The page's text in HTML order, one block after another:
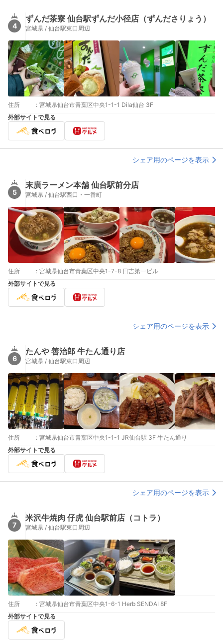
4
ずんだ茶寮 仙台駅ずんだ小径店（ずんださりょう）
宮城県 / 仙台駅東口周辺
住所 : 宮城県仙台市青葉区中央1-1-1 Dila仙台 3F
外部サイトで見る
シェア用のページを表示
5
末廣ラーメン本舗 仙台駅前分店
宮城県 / 仙台駅西口・一番町
住所 : 宮城県仙台市青葉区中央1-7-8 日吉第一ビル
外部サイトで見る
シェア用のページを表示
6
たんや 善治郎 牛たん通り店
宮城県 / 仙台駅東口周辺
住所 : 宮城県仙台市青葉区中央1-1-1 JR仙台駅 3F 牛たん通り
外部サイトで見る
シェア用のページを表示
7
米沢牛焼肉 仔虎 仙台駅前店（コトラ）
宮城県 / 仙台駅東口周辺
住所 : 宮城県仙台市青葉区中央1-6-1 Herb SENDAI 8F
外部サイトで見る